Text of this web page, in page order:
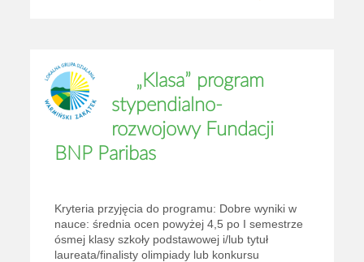
„Klasa” program
stypendialno-
rozwojowy Fundacji
BNP Paribas
Kryteria przyjęcia do programu: Dobre wyniki w
nauce: średnia ocen powyżej 4,5 po I semestrze
ósmej klasy szkoły podstawowej i/lub tytuł
laureata/finalisty olimpiady lub konkursu